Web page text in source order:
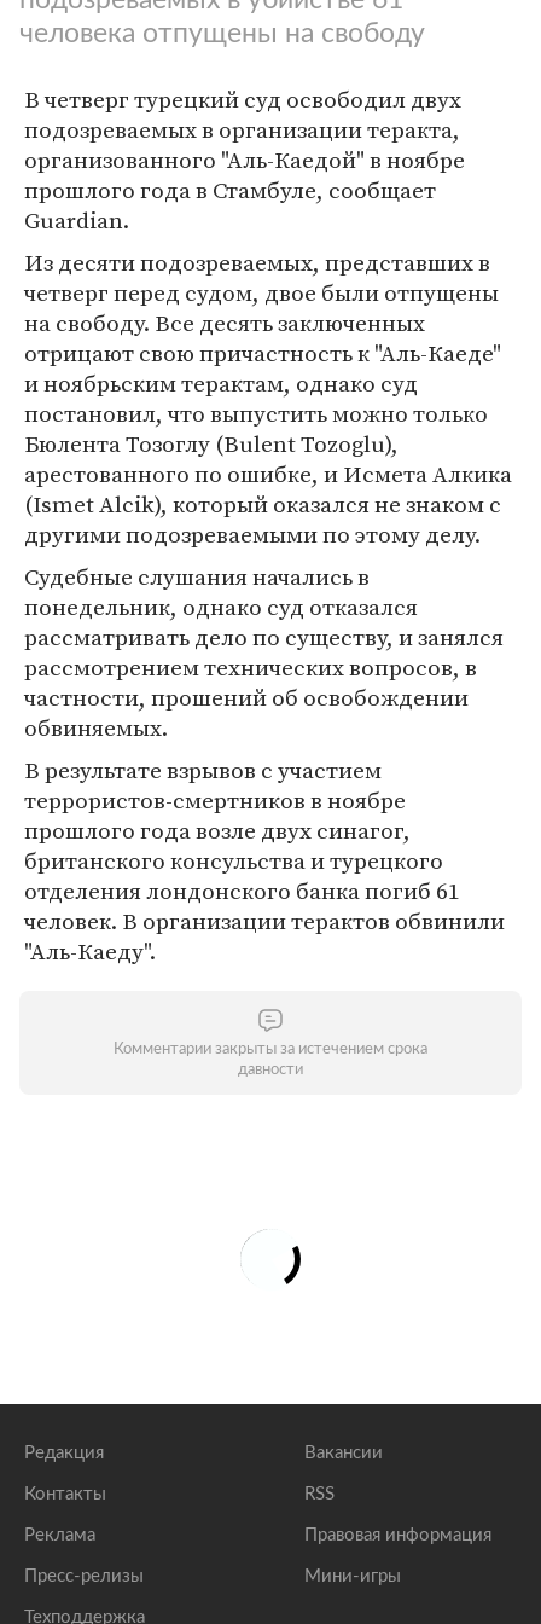
человека отпущены на свободу
В четверг турецкий суд освободил двух
подозреваемых в организации теракта,
организованного "Аль-Каедой" в ноябре
прошлого года в Стамбуле, сообщает
Guardian.
Из десяти подозреваемых, представших в
четверг перед судом, двое были отпущены
на свободу. Все десять заключенных
отрицают свою причастность к "Аль-Каеде"
и ноябрьским терактам, однако суд
постановил, что выпустить можно только
Бюлента Тозоглу (Bulent Tozoglu),
арестованного по ошибке, и Исмета Алкика
(Ismet Alcik), который оказался не знаком с
другими подозреваемыми по этому делу.
Судебные слушания начались в
понедельник, однако суд отказался
рассматривать дело по существу, и занялся
рассмотрением технических вопросов, в
частности, прошений об освобождении
обвиняемых.
В результате взрывов с участием
террористов-смертников в ноябре
прошлого года возле двух синагог,
британского консульства и турецкого
отделения лондонского банка погиб 61
человек. В организации терактов обвинили
"Аль-Каеду".
Комментарии закрыты за истечением срока
давности
Редакция
Контакты
Реклама
Пресс-релизы
Техподдержка
Вакансии
RSS
Правовая информация
Мини-игры